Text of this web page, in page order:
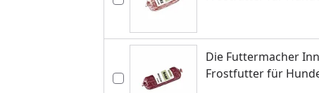
Die Futtermacher
Frostfutter für